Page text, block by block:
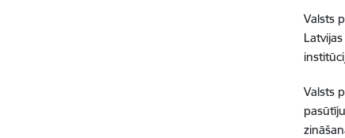
Valsts
Valsts